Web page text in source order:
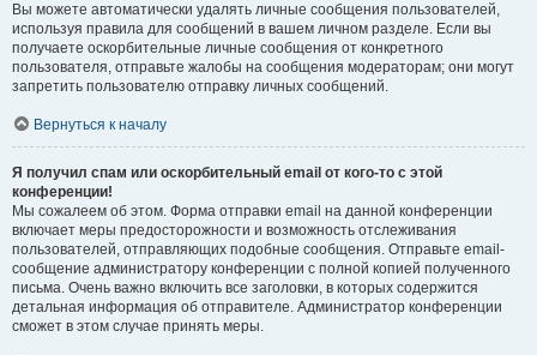
Вы можете автоматически удалять личные сообщения пользователей,
используя правила для сообщений в вашем личном разделе. Если вы
получаете оскорбительные личные сообщения от конкретного
пользователя, отправьте жалобы на сообщения модераторам; они могут
запретить пользователю отправку личных сообщений.
Вернуться к началу
Я получил спам или оскорбительный email от кого-то с этой
конференции!
Мы сожалеем об этом. Форма отправки email на данной конференции
включает меры предосторожности и возможность отслеживания
пользователей, отправляющих подобные сообщения. Отправьте email-
сообщение администратору конференции с полной копией полученного
письма. Очень важно включить все заголовки, в которых содержится
детальная информация об отправителе. Администратор конференции
сможет в этом случае принять меры.